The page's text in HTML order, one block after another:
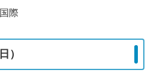
際
）